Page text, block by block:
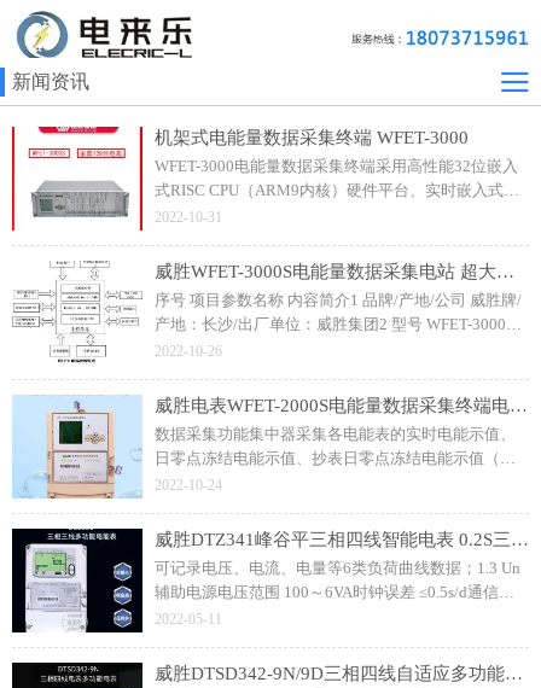
新闻资讯
机架式电能量数据采集终端 WFET-3000
WFET-3000电能量数据采集终端采用高性能32位嵌入
式RISC CPU（ARM9内核）硬件平台、实时嵌入式
LINUX操作系统软件平台、Ethernet/拨号MODEM/专
高端产品。
2022-10-31
威胜WFET-3000S电能量数据采集电站 超大容量终端电能量采集器
序号 项目参数名称 内容简介1 品牌/产地/公司 威胜牌/
产地：长沙/出厂单位：威胜集团2 型号 WFET-3000S3
属性 电能量数据采集终端4 标准 DL/T743-2001、
标准；
2022-10-26
威胜电表WFET-2000S电能量数据采集终端电能表管理终端
数据采集功能集中器采集各电能表的实时电能示值、
日零点冻结电能示值、抄表日零点冻结电能示值（如
电压、电流、功率、需量、有无功电量等各类参数数
表等工作状态。
2022-10-24
威胜DTZ341峰谷平三相四线智能电表 0.2S三相三线DSZ331智能电表
可记录电压、电流、电量等6类负荷曲线数据；1.3 Un
辅助电源电压范围 100～6VA时钟误差 ≤0.5s/d通信协
议 DL/T645-2007及其备案文件外形尺寸 长×宽×厚：
2022-05-11
威胜DTSD342-9N/9D三相四线自适应多功能电能表 配电监测显示仪表